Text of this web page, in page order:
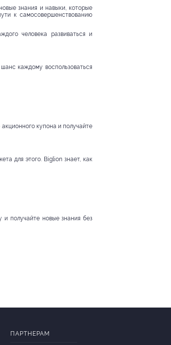
знания и навыки, которые
к самосовершенствованию
человека развиваться и
каждому воспользоваться
купона и получайте
для этого. Biglion знает, как
и получайте новые знания без
ПАРТНЕРАМ